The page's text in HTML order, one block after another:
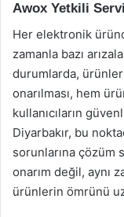
Awox Yetkili
Her elektronik
zamanla bazı
durumlarda,
onarılması, hem
kullanıcıların
Diyarbakır, bu
sorunlarına çözüm
onarım değil, aynı
ürünlerin ömrünü